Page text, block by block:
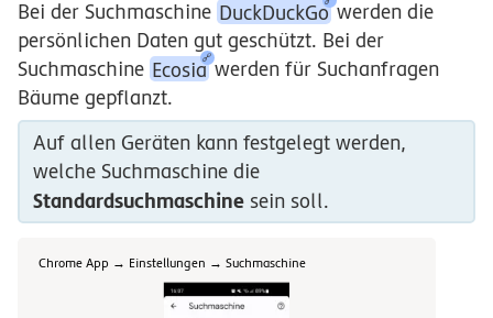
Bei der Suchmaschine DuckDuckGo werden die
persönlichen Daten gut geschützt. Bei der
Suchmaschine Ecosia werden für Suchanfragen
Bäume gepflanzt.
Auf allen Geräten kann festgelegt werden,
welche Suchmaschine die
Standardsuchmaschinesein soll.
Chrome App → Einstellungen → Suchmaschine